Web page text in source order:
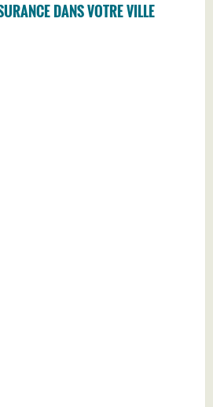
DANS VOTRE VILLE